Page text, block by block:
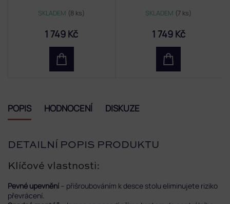
SKLADEM (8 ks)
1 749 Kč
SKLADEM (7 ks)
1 749 Kč
POPIS HODNOCENÍ DISKUZE
DETAILNÍ POPIS PRODUKTU
Klíčové vlastnosti:
Pevné upevnění – přišroubováním k desce stolu eliminujete riziko
převrácení.